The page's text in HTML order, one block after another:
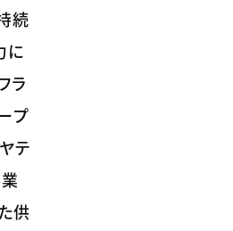
続
に
ラ
プ
テ
供